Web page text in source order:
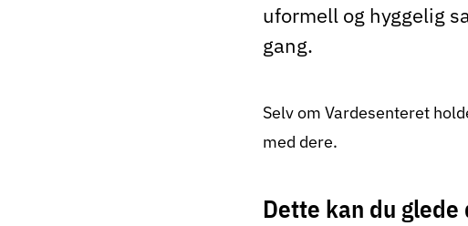
uformell og hyggelig
gang.
Selv om Vardesenteret
med dere.
Dette kan du glede